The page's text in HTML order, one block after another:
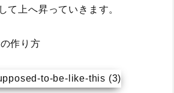
て上へ昇っていきます。
作り方